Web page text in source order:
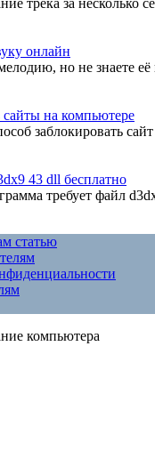
онлайн
но не знаете её
сайты на компьютере
заблокировать
43 dll бесплатно
требует файл
статью
компьютера